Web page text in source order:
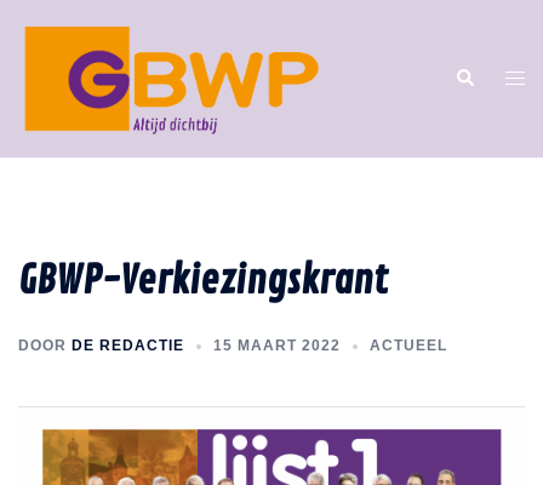
GBWP-Verkiezingskrant
DOOR DE REDACTIE 15 MAART 2022 ACTUEEL